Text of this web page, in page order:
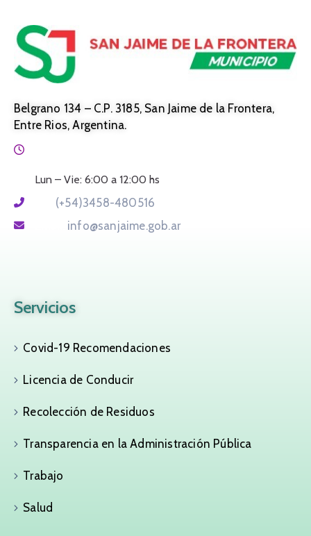
Belgrano 134 – C.P. 3185, San Jaime de la Frontera,
Entre Rios, Argentina.
Lun – Vie: 6:00 a 12:00 hs
(+54)3458-480516
info@sanjaime.gob.ar
Servicios
Covid-19 Recomendaciones
Licencia de Conducir
Recolección de Residuos
Transparencia en la Administración Pública
Trabajo
Salud